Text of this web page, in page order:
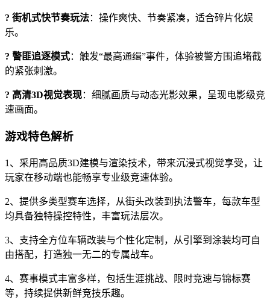
? 街机式快节奏玩法：操作爽快、节奏紧凑，适合碎片化娱
乐。
? 警匪追逐模式：触发“最高通缉”事件，体验被警方围追堵截
的紧张刺激。
? 高清3D视觉表现：细腻画质与动态光影效果，呈现电影级竞
速画面。
游戏特色解析
1、采用高品质3D建模与渲染技术，带来沉浸式视觉享受，让
玩家在移动端也能畅享专业级竞速体验。
2、提供多类型赛车选择，从街头改装到执法警车，每款车型
均具备独特操控特性，丰富玩法层次。
3、支持全方位车辆改装与个性化定制，从引擎到涂装均可自
由搭配，打造独一无二的专属战车。
4、赛事模式丰富多样，包括生涯挑战、限时竞速与锦标赛
等，持续提供新鲜竞技乐趣。